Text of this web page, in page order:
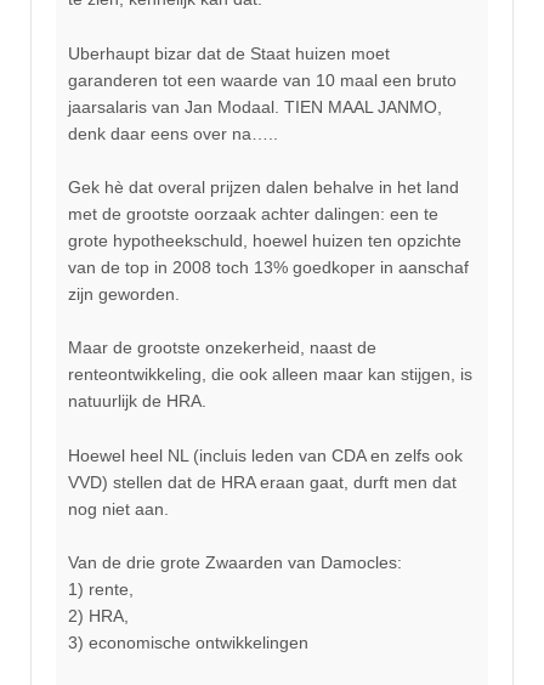
Uberhaupt bizar dat de Staat huizen moet
garanderen tot een waarde van 10 maal een bruto
jaarsalaris van Jan Modaal. TIEN MAAL JANMO,
denk daar eens over na…..
Gek hè dat overal prijzen dalen behalve in het land
met de grootste oorzaak achter dalingen: een te
grote hypotheekschuld, hoewel huizen ten opzichte
van de top in 2008 toch 13% goedkoper in aanschaf
zijn geworden.
Maar de grootste onzekerheid, naast de
renteontwikkeling, die ook alleen maar kan stijgen, is
natuurlijk de HRA.
Hoewel heel NL (incluis leden van CDA en zelfs ook
VVD) stellen dat de HRA eraan gaat, durft men dat
nog niet aan.
Van de drie grote Zwaarden van Damocles:
1) rente,
2) HRA,
3) economische ontwikkelingen